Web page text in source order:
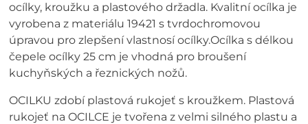
ocílky, kroužku a plastového držadla. Kvalitní ocílka je
vyrobena z materiálu 19421 s tvrdochromovou
úpravou pro zlepšení vlastnosí ocílky.Ocílka s délkou
čepele ocílky 25 cm je vhodná pro broušení
kuchyňských a řeznických nožů.
OCILKU zdobí plastová rukojeť s kroužkem. Plastová
rukojeť na OCILCE je tvořena z velmi silného plastu a